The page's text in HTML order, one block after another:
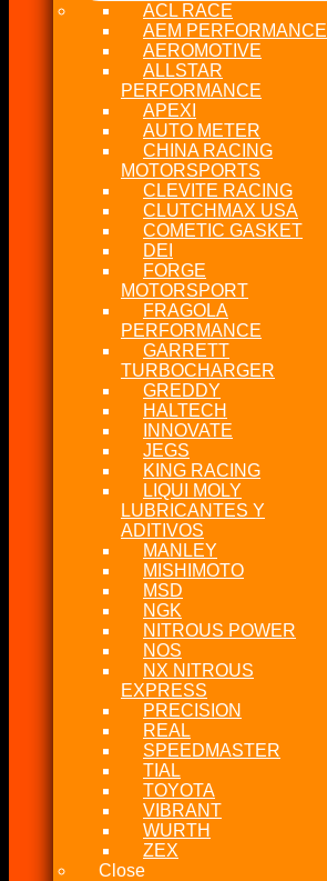
ACL RACE
AEM PERFORMANCE
AEROMOTIVE
ALLSTAR
PERFORMANCE
APEXI
AUTO METER
CHINA RACING
MOTORSPORTS
CLEVITE RACING
CLUTCHMAX USA
COMETIC GASKET
DEI
FORGE
MOTORSPORT
FRAGOLA
PERFORMANCE
GARRETT
TURBOCHARGER
GREDDY
HALTECH
INNOVATE
JEGS
KING RACING
LIQUI MOLY
LUBRICANTES Y
ADITIVOS
MANLEY
MISHIMOTO
MSD
NGK
NITROUS POWER
NOS
NX NITROUS
EXPRESS
PRECISION
REAL
SPEEDMASTER
TIAL
TOYOTA
VIBRANT
WURTH
ZEX
Close